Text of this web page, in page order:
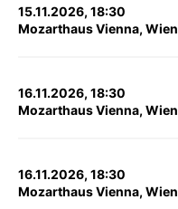
15.11.2026, 18:30
Mozarthaus Vienna, Wien
16.11.2026, 18:30
Mozarthaus Vienna, Wien
16.11.2026, 18:30
Mozarthaus Vienna, Wien